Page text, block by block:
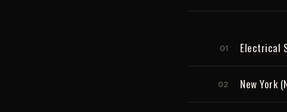
01 Electrical
02 New York